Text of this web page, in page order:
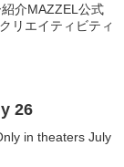
介MAZZEL公式
リエイティビティ
26
in theaters July